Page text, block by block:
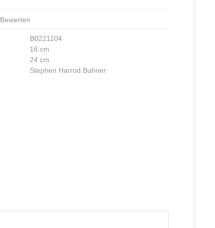
Bewerten
B0221104
16 cm
24 cm
Stephen Harrod Buhner